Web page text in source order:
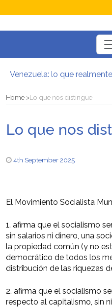
El mito de la hoz y el martillo
Postura oportunista
Home Lo que nos distingue
Lo que nos
4th September 2025
El Movimiento Socialista
1. afirma que el socialismo
sin salarios ni dinero, una
la propiedad común (y no
democrático de todos los
distribución de las riquezas
2. afirma que el socialismo
respecto al capitalismo, sin